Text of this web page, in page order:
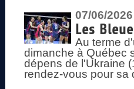
07/06/2026
Les
Au terme
dimanche à Québec
dépens de l'Ukraine
rendez-vous pour sa